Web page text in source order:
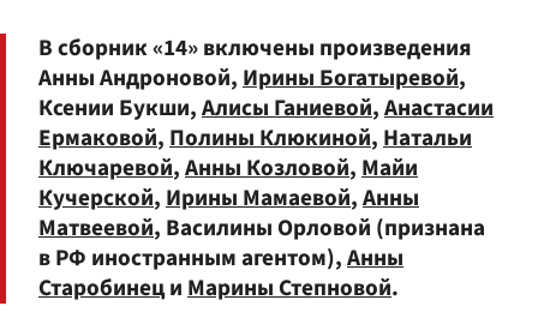
В сборник «14» включены произведения
Анны Андроновой, Ирины Богатыревой,
Ксении Букши,Алисы Ганиевой,Анастасии
Ермаковой, Полины Клюкиной, Натальи
Ключаревой,Анны Козловой, Майи
Кучерской, Ирины Мамаевой,Анны
Матвеевой, Василины Орловой (признана
в РФ иностранным агентом),Анны
Старобинеци Марины Степновой.